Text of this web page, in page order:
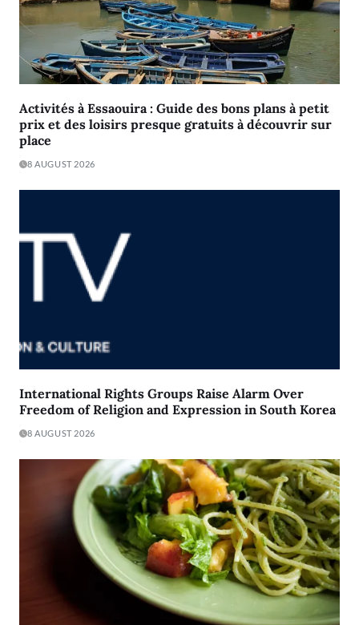
Activités à Essaouira : Guide des bons plans à petit
prix et des loisirs presque gratuits à découvrir sur
place
8 AUGUST 2026
International Rights Groups Raise Alarm Over
Freedom of Religion and Expression in South Korea
8 AUGUST 2026